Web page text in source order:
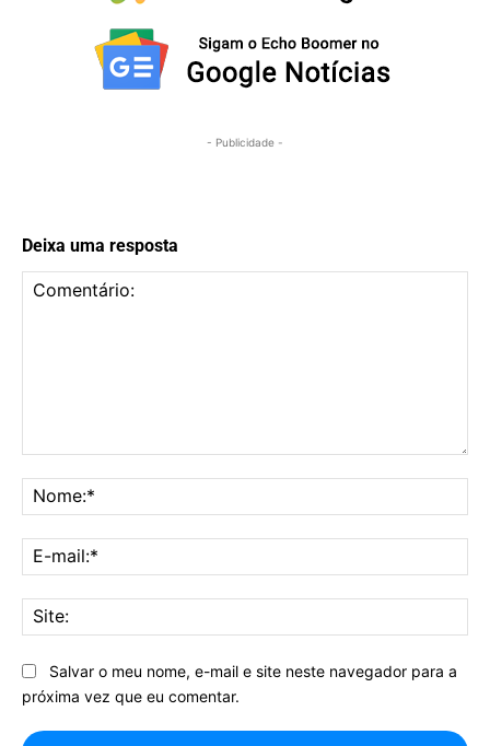
- Publicidade -
Deixa uma resposta
Salvar o meu nome, e-mail e site neste navegador para a
próxima vez que eu comentar.